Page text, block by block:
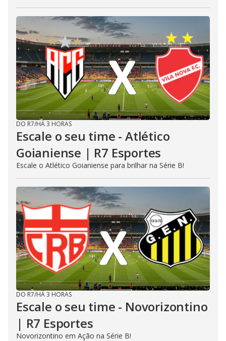
DO R7/HÁ 3 HORAS
Escale o seu time - Atlético
Goianiense | R7 Esportes
Escale o Atlético Goianiense para brilhar na Série B!
DO R7/HÁ 3 HORAS
Escale o seu time - Novorizontino
| R7 Esportes
Novorizontino em Ação na Série B!